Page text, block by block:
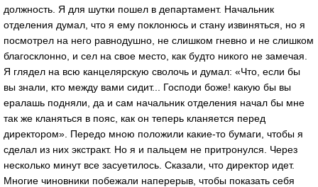
должность. Я для шутки пошел в департамент. Начальник
отделения думал, что я ему поклонюсь и стану извиняться, но я
посмотрел на него равнодушно, не слишком гневно и не слишком
благосклонно, и сел на свое место, как будто никого не замечая.
Я глядел на всю канцелярскую сволочь и думал: «Что, если бы
вы знали, кто между вами сидит... Господи боже! какую бы вы
ералашь подняли, да и сам начальник отделения начал бы мне
так же кланяться в пояс, как он теперь кланяется перед
директором». Передо мною положили какие-то бумаги, чтобы я
сделал из них экстракт. Но я и пальцем не притронулся. Через
несколько минут все засуетилось. Сказали, что директор идет.
Многие чиновники побежали наперерыв, чтобы показать себя